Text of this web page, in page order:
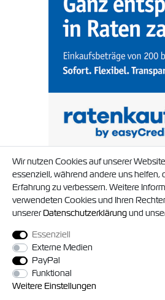
Wir nutzen Cookies auf unserer
essenziell, während andere uns helfen,
Erfahrung zu verbessern. Weitere
verwendeten Cookies und Ihren
unsererDaten­schutz­erklärungund
Essenziell
Externe Medien
PayPal
Funktional
Weitere Einstellungen